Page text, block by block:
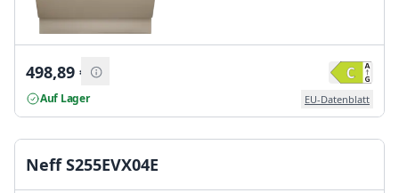
498,89 €
Auf Lager EU-Datenblatt
Neff S255EVX04E